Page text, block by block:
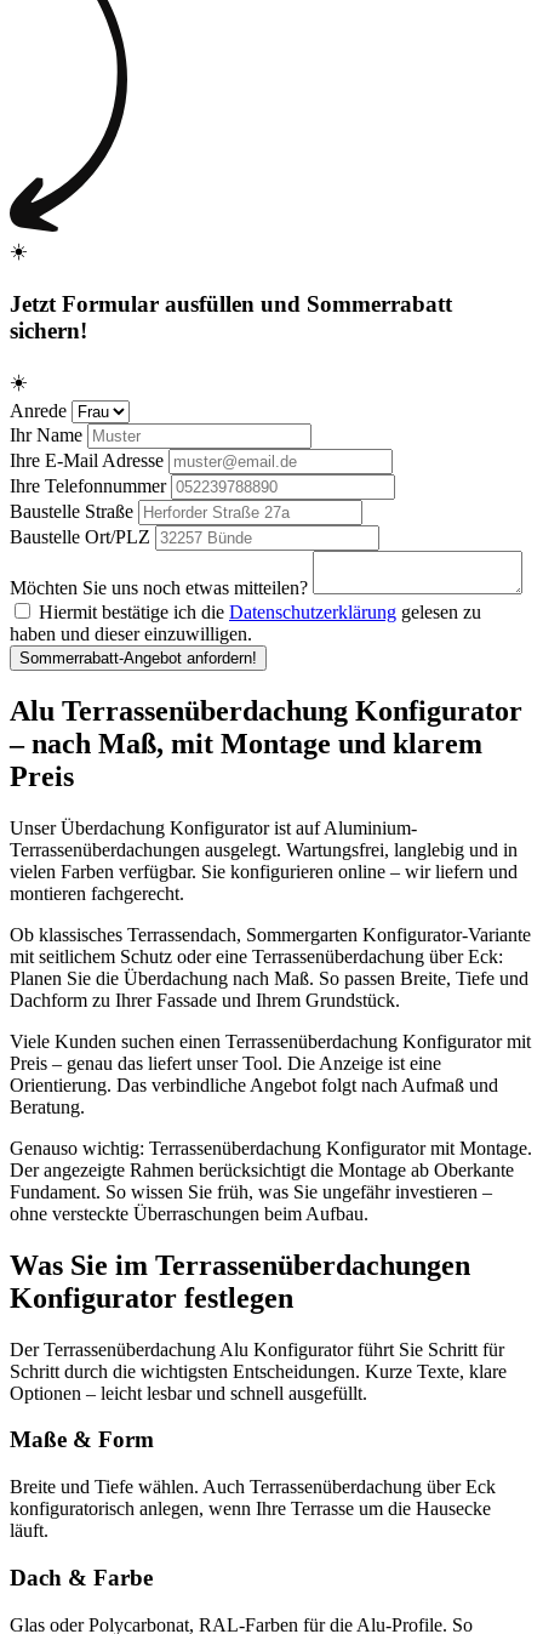
☀️
Jetzt Formular ausfüllen und Sommerrabatt
sichern!
☀️
Anrede
Ihr Name
Ihre E-Mail Adresse
Ihre Telefonnummer
Baustelle Straße
Baustelle Ort/PLZ
Möchten Sie uns noch etwas mitteilen?
Hiermit bestätige ich die Datenschutzerklärung gelesen zu
haben und dieser einzuwilligen.
Sommerrabatt-Angebot anfordern!
Alu Terrassenüberdachung Konfigurator
– nach Maß, mit Montage und klarem
Preis
Unser Überdachung Konfigurator ist auf Aluminium-
Terrassenüberdachungen ausgelegt. Wartungsfrei, langlebig und in
vielen Farben verfügbar. Sie konfigurieren online – wir liefern und
montieren fachgerecht.
Ob klassisches Terrassendach, Sommergarten Konfigurator-Variante
mit seitlichem Schutz oder eine Terrassenüberdachung über Eck:
Planen Sie die Überdachung nach Maß. So passen Breite, Tiefe und
Dachform zu Ihrer Fassade und Ihrem Grundstück.
Viele Kunden suchen einen Terrassenüberdachung Konfigurator mit
Preis – genau das liefert unser Tool. Die Anzeige ist eine
Orientierung. Das verbindliche Angebot folgt nach Aufmaß und
Beratung.
Genauso wichtig: Terrassenüberdachung Konfigurator mit Montage.
Der angezeigte Rahmen berücksichtigt die Montage ab Oberkante
Fundament. So wissen Sie früh, was Sie ungefähr investieren –
ohne versteckte Überraschungen beim Aufbau.
Was Sie im Terrassenüberdachungen
Konfigurator festlegen
Der Terrassenüberdachung Alu Konfigurator führt Sie Schritt für
Schritt durch die wichtigsten Entscheidungen. Kurze Texte, klare
Optionen – leicht lesbar und schnell ausgefüllt.
Maße & Form
Breite und Tiefe wählen. Auch Terrassenüberdachung über Eck
konfiguratorisch anlegen, wenn Ihre Terrasse um die Hausecke
läuft.
Dach & Farbe
Glas oder Polycarbonat, RAL-Farben für die Alu-Profile. So